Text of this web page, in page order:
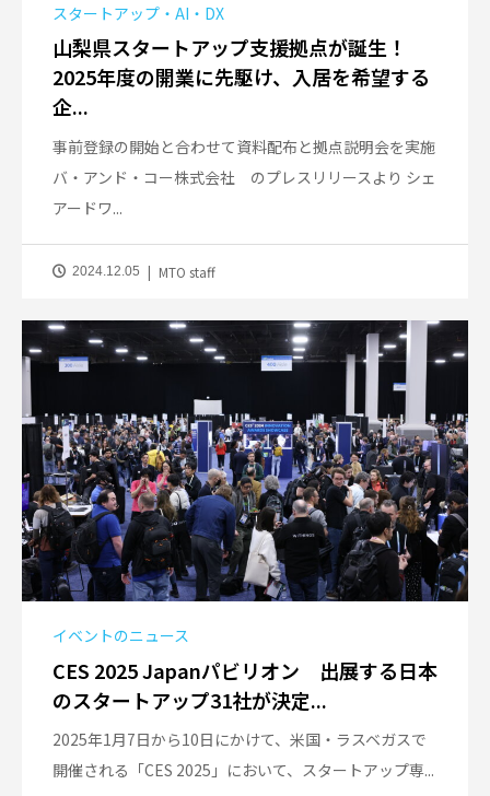
スタートアップ・AI・DX
山梨県スタートアップ支援拠点が誕生！
2025年度の開業に先駆け、入居を希望する
企...
事前登録の開始と合わせて資料配布と拠点説明会を実施
バ・アンド・コー株式会社 のプレスリリースより シェ
アードワ...
2024.12.05 MTO staff
イベントのニュース
CES 2025 Japanパビリオン 出展する日本
のスタートアップ31社が決定...
2025年1月7日から10日にかけて、米国・ラスベガスで
開催される「CES 2025」において、スタートアップ専...